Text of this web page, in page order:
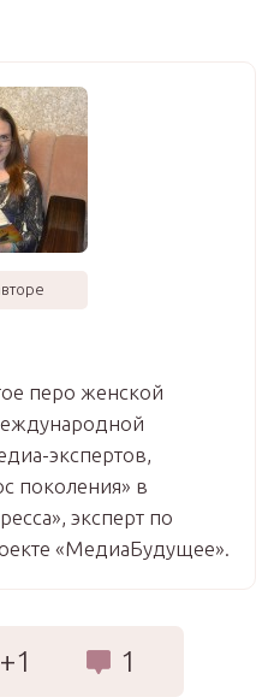
перо женской
экспертов,
поколения» в
эксперт по
«МедиаБудущее».
+1 1